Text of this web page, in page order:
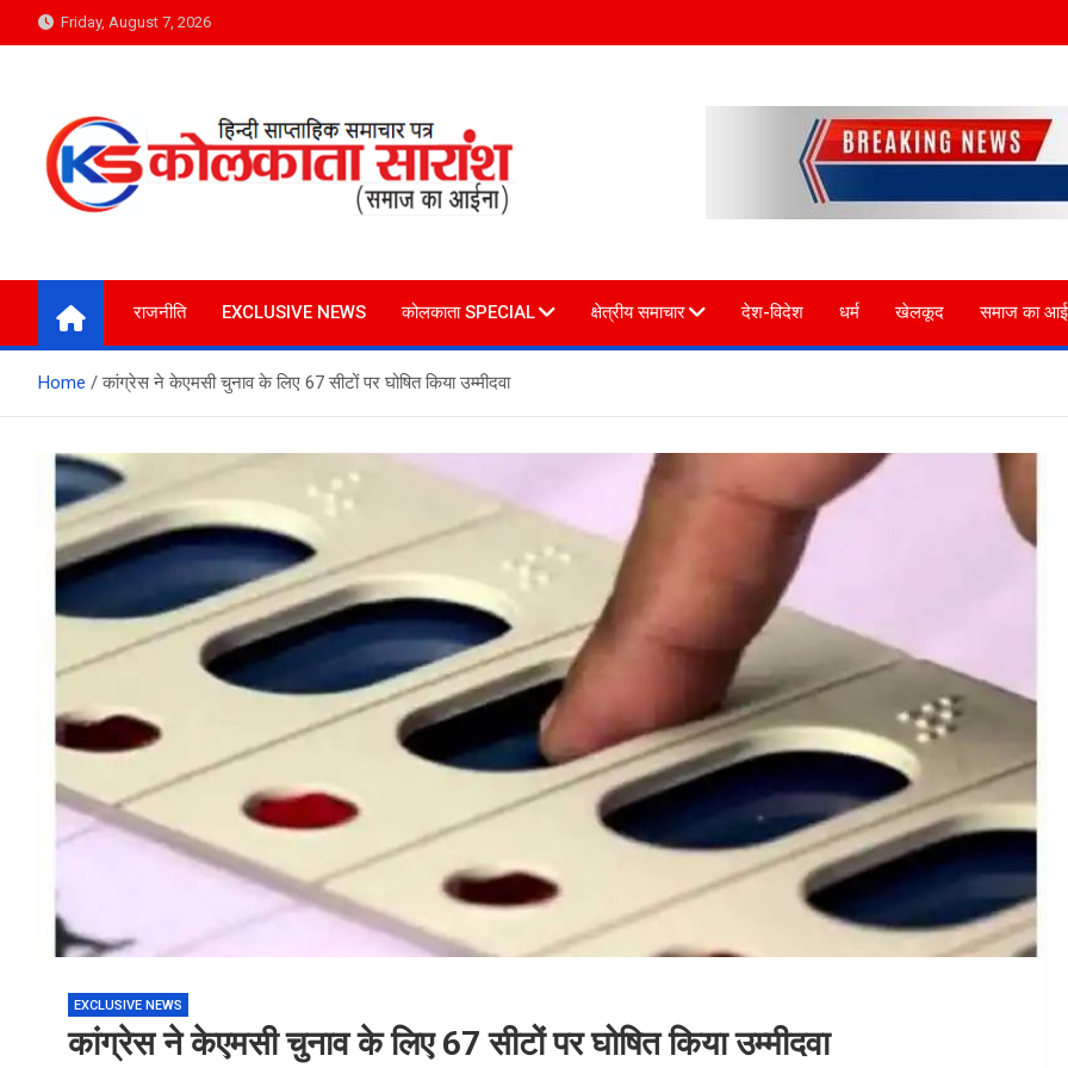
to
Friday, August 7, 2026
Kolkata Saransh News
राजनीति EXCLUSIVE NEWS कोलकाता SPECIAL क्षेत्रीय समाचार देश-विदेश धर्म खेलकूद समाज का
Home कांग्रेस ने केएमसी चुनाव के लिए 67 सीटों पर घोषित किया उम्मीदवा
EXCLUSIVE NEWS
कांग्रेस ने केएमसी चुनाव के लिए 67 सीटों पर घोषित किया उम्मीदवा